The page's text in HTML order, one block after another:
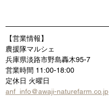
【営業情報】
農援隊マルシェ
兵庫県淡路市野島轟木95-7
営業時間 11:00-18:00
定休日 火曜日
anf_info@awaji-naturefarm.co.jp